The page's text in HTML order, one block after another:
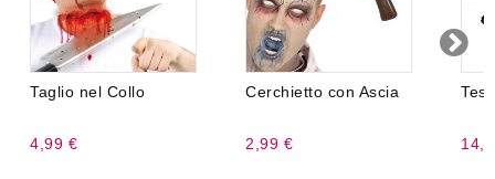
Taglio nel Collo
4,99 €
Cerchietto con Ascia
2,99 €